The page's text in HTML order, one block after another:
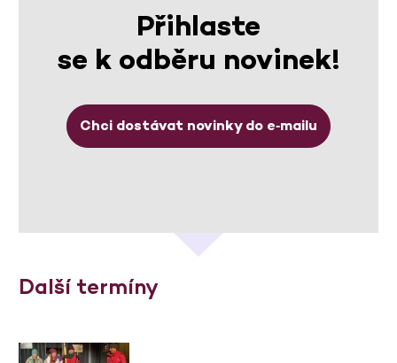
Přihlaste
se k odběru novinek!
Chci dostávat novinky do e‑mailu
Další termíny